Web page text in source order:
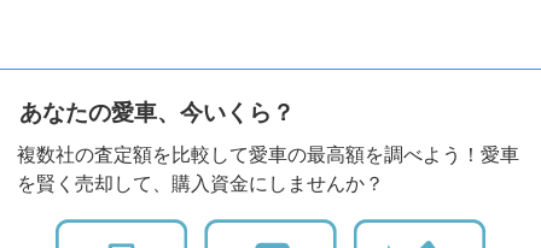
あなたの愛車、今いくら？
複数社の査定額を比較して愛車の最高額を調べよう！愛車
を賢く売却して、購入資金にしませんか？